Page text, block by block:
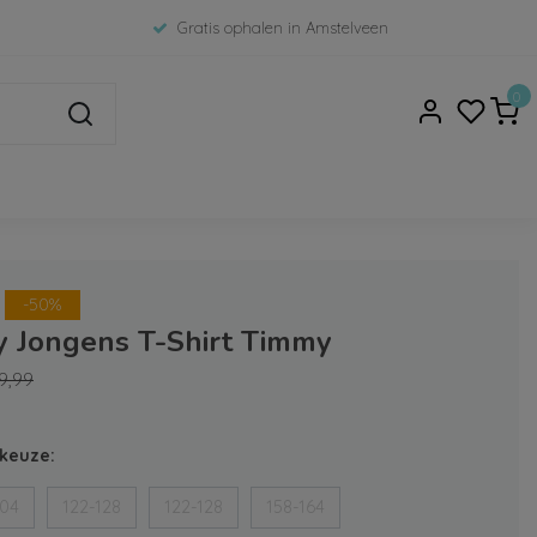
Gratis ophalen in Amstelveen
0
-50%
Jongens T-Shirt Timmy